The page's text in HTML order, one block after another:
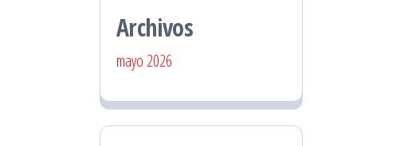
Archivos
mayo 2026